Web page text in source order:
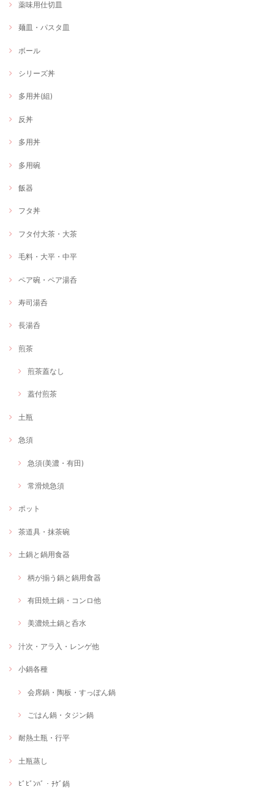
薬味用仕切皿
麺皿・パスタ皿
ボール
シリーズ丼
多用丼(組)
反丼
多用丼
多用碗
飯器
フタ丼
フタ付大茶・大茶
毛料・大平・中平
ペア碗・ペア湯呑
寿司湯呑
長湯呑
煎茶
煎茶蓋なし
蓋付煎茶
土瓶
急須
急須(美濃・有田)
常滑焼急須
ポット
茶道具・抹茶碗
土鍋と鍋用食器
柄が揃う鍋と鍋用食器
有田焼土鍋・コンロ他
美濃焼土鍋と呑水
汁次・アラ入・レンゲ他
小鍋各種
会席鍋・陶板・すっぽん鍋
ごはん鍋・タジン鍋
耐熱土瓶・行平
土瓶蒸し
ﾋﾞﾋﾞﾝﾊﾞ・ﾁｹﾞ鍋